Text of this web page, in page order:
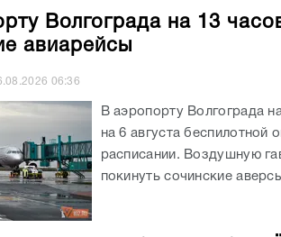
Волгограда на 13
авиарейсы
06:36
В аэропорту Волгограда
на 6 августа беспилотной
расписании. Воздушную
покинуть сочинские